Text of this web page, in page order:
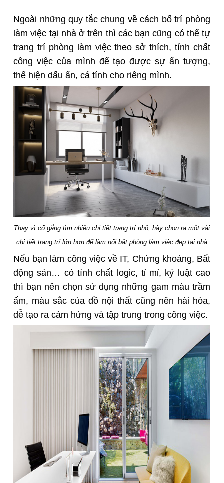
Ngoài những quy tắc chung về cách bố trí phòng
làm việc tại nhà ở trên thì các bạn cũng có thể tự
trang trí phòng làm việc theo sở thích, tính chất
công việc của mình để tạo được sự ấn tượng,
thể hiện dấu ấn, cá tính cho riêng mình.
Thay vì cố gắng tìm nhiều chi tiết trang trí nhỏ, hãy chọn ra một vài
chi tiết trang trí lớn hơn để làm nổi bật phòng làm việc đẹp tại nhà
Nếu bạn làm công việc về IT, Chứng khoáng, Bất
động sản… có tính chất logic, tỉ mỉ, kỷ luật cao
thì bạn nên chọn sử dụng những gam màu trầm
ấm, màu sắc của đồ nội thất cũng nên hài hòa,
dễ tạo ra cảm hứng và tập trung trong công việc.